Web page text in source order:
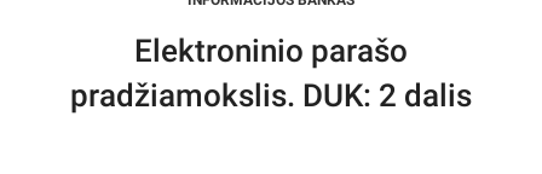
Elektroninio parašo
pradžiamokslis. DUK: 2 dalis